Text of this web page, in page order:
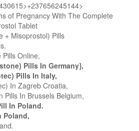
of Pregnancy With The Complete
Tablet
+ Misoprostol) Pills
Online,
Pills In Germany},
Pills In Italy,
In Zagreb Croatia,
Pills In Brussels Belgium,
In Poland.
Poland,